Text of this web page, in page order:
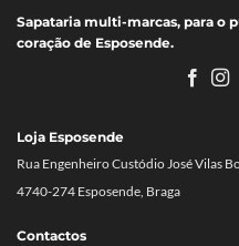
Sapataria multi-marcas, para o
coração de Esposende.
Loja Esposende
Rua Engenheiro Custódio José Vilas
4740-274 Esposende, Braga
Contactos